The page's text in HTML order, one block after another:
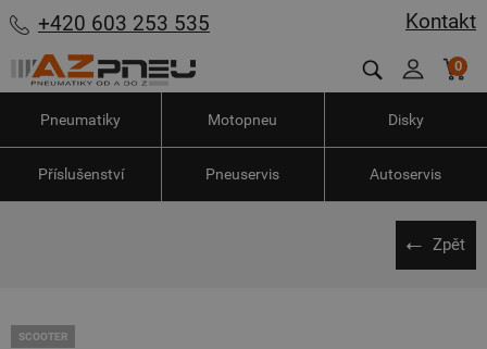
Kontakt
+420 603 253 535
0
Pneumatiky Motopneu Disky
Příslušenství Pneuservis Autoservis
Zpět
SCOOTER